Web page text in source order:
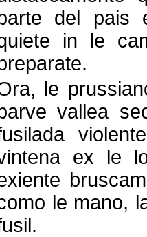
del pais
in le
le
vallea
ex le
le mano,